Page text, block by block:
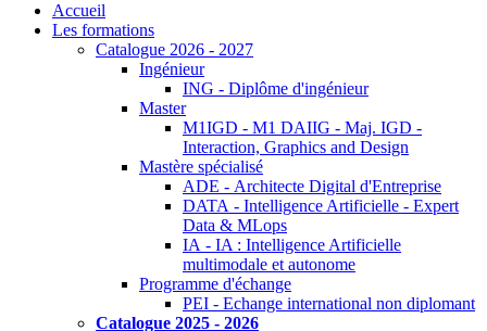
Accueil
Les formations
Catalogue 2026 - 2027
Ingénieur
ING - Diplôme d'ingénieur
Master
M1IGD - M1 DAIIG - Maj. IGD -
Interaction, Graphics and Design
Mastère spécialisé
ADE - Architecte Digital d'Entreprise
DATA - Intelligence Artificielle - Expert
Data & MLops
IA - IA : Intelligence Artificielle
multimodale et autonome
Programme d'échange
PEI - Echange international non diplomant
Catalogue 2025 - 2026